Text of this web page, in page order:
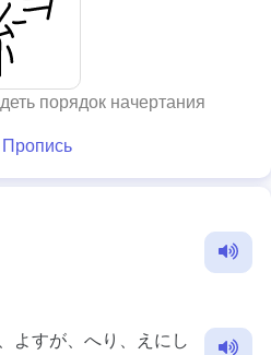
порядок начертания
Пропись
よすが、へり、えにし